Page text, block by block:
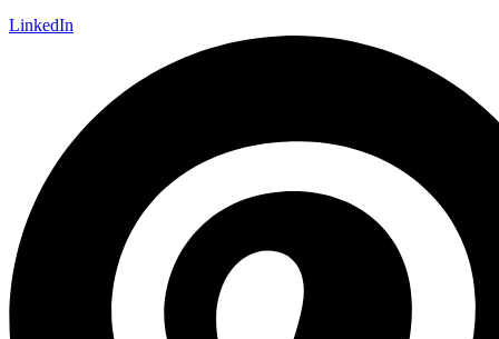
LinkedIn